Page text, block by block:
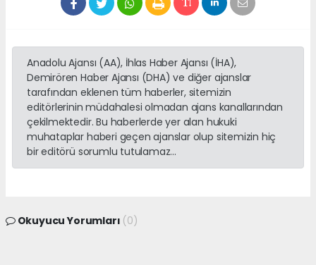
Anadolu Ajansı (AA), İhlas Haber Ajansı (İHA),
Demirören Haber Ajansı (DHA) ve diğer ajanslar
tarafından eklenen tüm haberler, sitemizin
editörlerinin müdahalesi olmadan ajans kanallarından
çekilmektedir. Bu haberlerde yer alan hukuki
muhataplar haberi geçen ajanslar olup sitemizin hiç
bir editörü sorumlu tutulamaz...
Okuyucu Yorumları (0)